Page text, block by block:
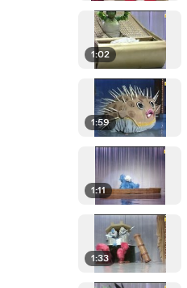
1:02
1:59
1:11
1:33